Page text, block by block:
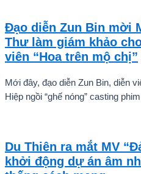
Đạo diễn Zun Bin mời
Thư làm giám khảo
viên “Hoa trên mộ chị”
Mới đây, đạo diễn Zun Bin, diễn
Hiệp ngồi “ghế nóng” casting
Du Thiên ra mắt MV
khởi động dự án âm